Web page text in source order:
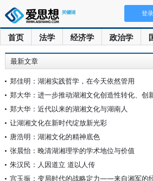
首页 法学 经济学 政治学
登录
最新文章
郑佳明：湖湘实践哲学，在今天依然管用
郑大华：进一步推动湖湘文化创造性转化、创
郑大华：近代以来的湖湘文化与湖南人
让湖湘文化在新时代绽放新光彩
唐浩明：湖湘文化的精神底色
张晨怡：晚清湖湘理学的学术地位与价值
朱汉民：人因道立 道以人传
宫玉振：变局时代的战略定力——来自湘军的